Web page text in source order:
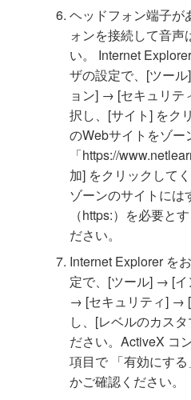
ヘッドフォン端子が
ォンを接続して音声
い。 Internet
ザの設定で、[ツー
ョン] → [セキュリテ
択し、[サイト] をク
のWebサイトをゾー
「https://
加] をクリックして
ゾーンのサイトには
（https:）を必要と
ださい。
Internet Explorer を
定で、[ツール] → [
→ [セキュリティ] →
し、[レベルのカス
ださい。ActiveX コ
項目で 「有効にす
かご確認ください。